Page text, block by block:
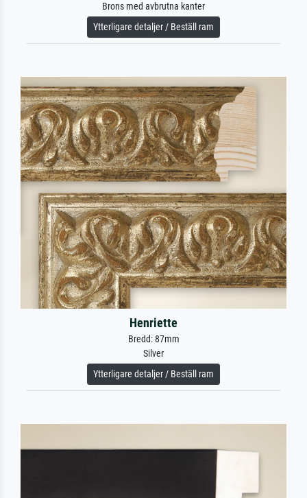
Brons med avbrutna kanter
Ytterligare detaljer / Beställ ram
Henriette
Bredd: 87mm
Silver
Ytterligare detaljer / Beställ ram